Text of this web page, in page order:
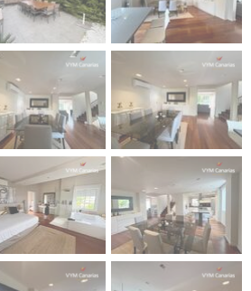
Apartamento Las Terrazas II, La
Tejita, Granadilla De Abona
Ref. ID: VS5435I
€ 325.000